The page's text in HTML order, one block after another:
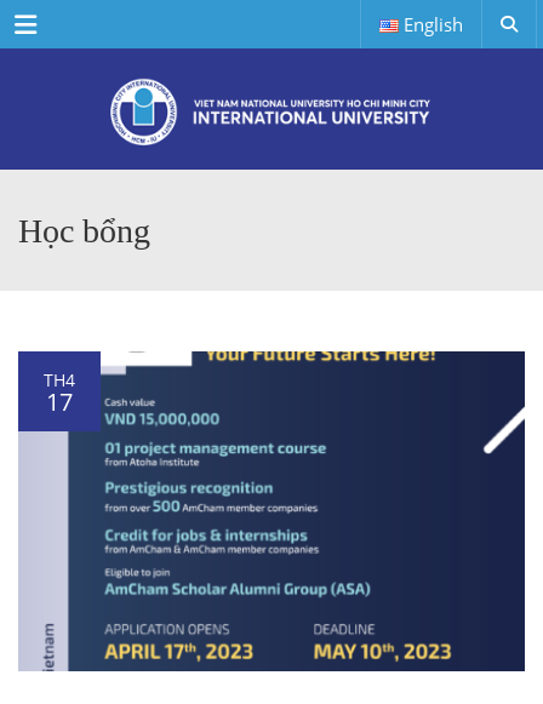
Menu English
Học bổng
TH4
17